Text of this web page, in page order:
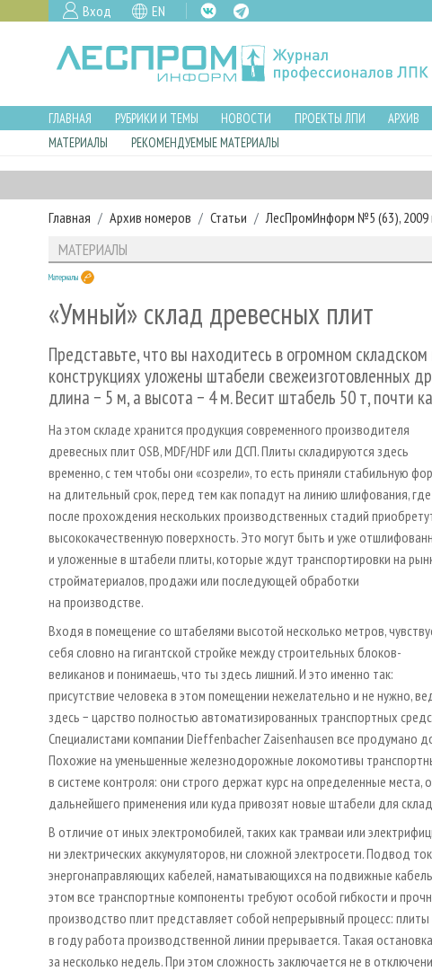
Вход EN
ГЛАВНАЯ РУБРИКИ И ТЕМЫ НОВОСТИ ПРОЕКТЫ ЛПИ АРХИВ
МАТЕРИАЛЫ
РЕКОМЕНДУЕМЫЕ МАТЕРИАЛЫ
Главная Архив номеров Статьи ЛесПромИнформ №5 (63), 2009
МАТЕРИАЛЫ
Материалы
«Умный» склад древесных плит
Представьте, что вы находитесь в огромном
конструкциях уложены штабели свежеизготовленных
длина − 5 м, а высота − 4 м. Весит штабель 50 т, почти
На этом складе хранится продукция современного производителя
древесных плит OSB, MDF/HDF или ДСП. Плиты складируются здесь
временно, с тем чтобы они «созрели», то есть приняли стабильную
на длительный срок, перед тем как попадут на линию шлифования, где
после прохождения нескольких производственных стадий
высококачественную поверхность. Это могут быть и уже
и уложенные в штабели плиты, которые ждут транспортировки на
стройматериалов, продажи или последующей обработки
на производстве.
Входя в помещение со штабелями высотой несколько метров,
себя словно на гигантской стройке между строительных блоков-
великанов и понимаешь, что ты здесь лишний. И это именно так:
присутствие человека в этом помещении нежелательно и не нужно,
здесь − царство полностью автоматизированных транспортных
Специалистами компании Dieffenbacher Zaisenhausen все продумано
Похожие на уменьшенные железнодорожные локомотивы
в системе контроля: они строго держат курс на определенные
дальнейшего применения или куда привозят новые штабели для
В отличие от иных электромобилей, таких как трамваи или
ни электрических аккумуляторов, ни сложной электросети. Подвод
энергонаправляющих кабелей, наматывающихся на подвижные
этом все транспортные компоненты требуют особой гибкости и
производство плит представляет собой непрерывный процесс:
в году работа производственной линии прерывается. Такая
за несколько недель. При этом сложность заключается не в